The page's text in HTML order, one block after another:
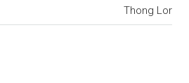
Thong Lor